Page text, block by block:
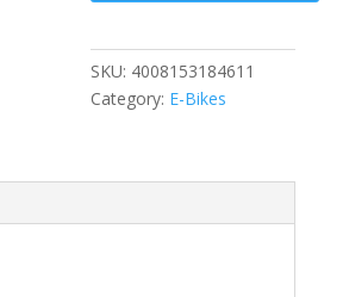
SKU: 4008153184611
Category: E-Bikes